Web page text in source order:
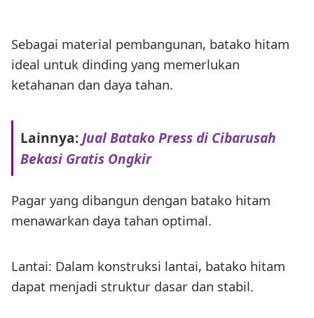
Sebagai material pembangunan, batako hitam
ideal untuk dinding yang memerlukan
ketahanan dan daya tahan.
Lainnya:Jual Batako Press di Cibarusah
Bekasi Gratis Ongkir
Pagar yang dibangun dengan batako hitam
menawarkan daya tahan optimal.
Lantai: Dalam konstruksi lantai, batako hitam
dapat menjadi struktur dasar dan stabil.